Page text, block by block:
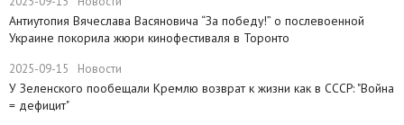
Антиутопия Вячеслава Васяновича “За победу!” о послевоенной
Украине покорила жюри кинофестиваля в Торонто
2025-09-15 Новости
​У Зеленского пообещали Кремлю возврат к жизни как в СССР: "Война
= дефицит"